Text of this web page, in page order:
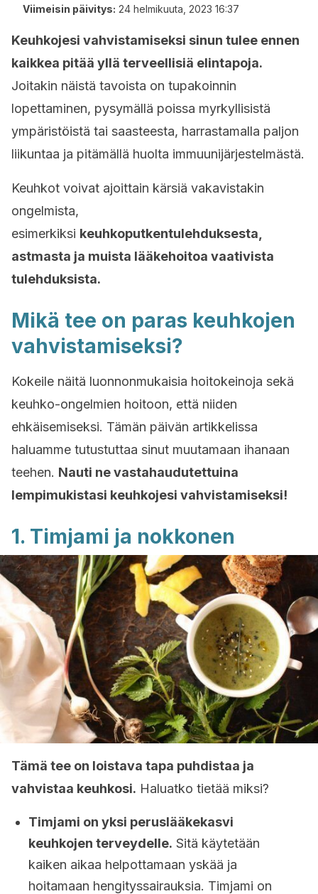
Viimeisin päivitys: 24 helmikuuta, 2023 16:37
Keuhkojesi vahvistamiseksi sinun tulee ennen
kaikkea pitää yllä terveellisiä elintapoja.
Joitakin näistä tavoista on tupakoinnin
lopettaminen, pysymällä poissa myrkyllisistä
ympäristöistä tai saasteesta, harrastamalla paljon
liikuntaa ja pitämällä huolta immuunijärjestelmästä.
Keuhkot voivat ajoittain kärsiä vakavistakin
ongelmista,
esimerkiksi keuhkoputkentulehduksesta,
astmasta ja muista lääkehoitoa vaativista
tulehduksista.
Mikä tee on paras keuhkojen
vahvistamiseksi?
Kokeile näitä luonnonmukaisia hoitokeinoja sekä
keuhko-ongelmien hoitoon, että niiden
ehkäisemiseksi. Tämän päivän artikkelissa
haluamme tutustuttaa sinut muutamaan ihanaan
teehen. Nauti ne vastahaudutettuina
lempimukistasi keuhkojesi vahvistamiseksi!
1. Timjami ja nokkonen
Tämä tee on loistava tapa puhdistaa ja
vahvistaa keuhkosi. Haluatko tietää miksi?
Timjami on yksi peruslääkekasvi
keuhkojen terveydelle. Sitä käytetään
kaiken aikaa helpottamaan yskää ja
hoitamaan hengityssairauksia. Timjami on